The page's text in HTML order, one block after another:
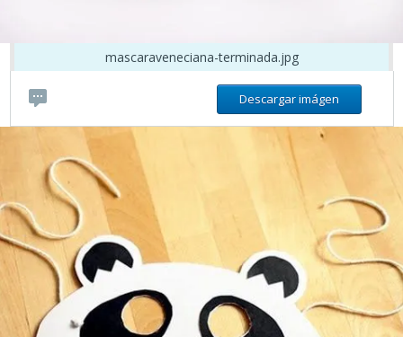
mascaraveneciana-terminada.jpg
Descargar imágen